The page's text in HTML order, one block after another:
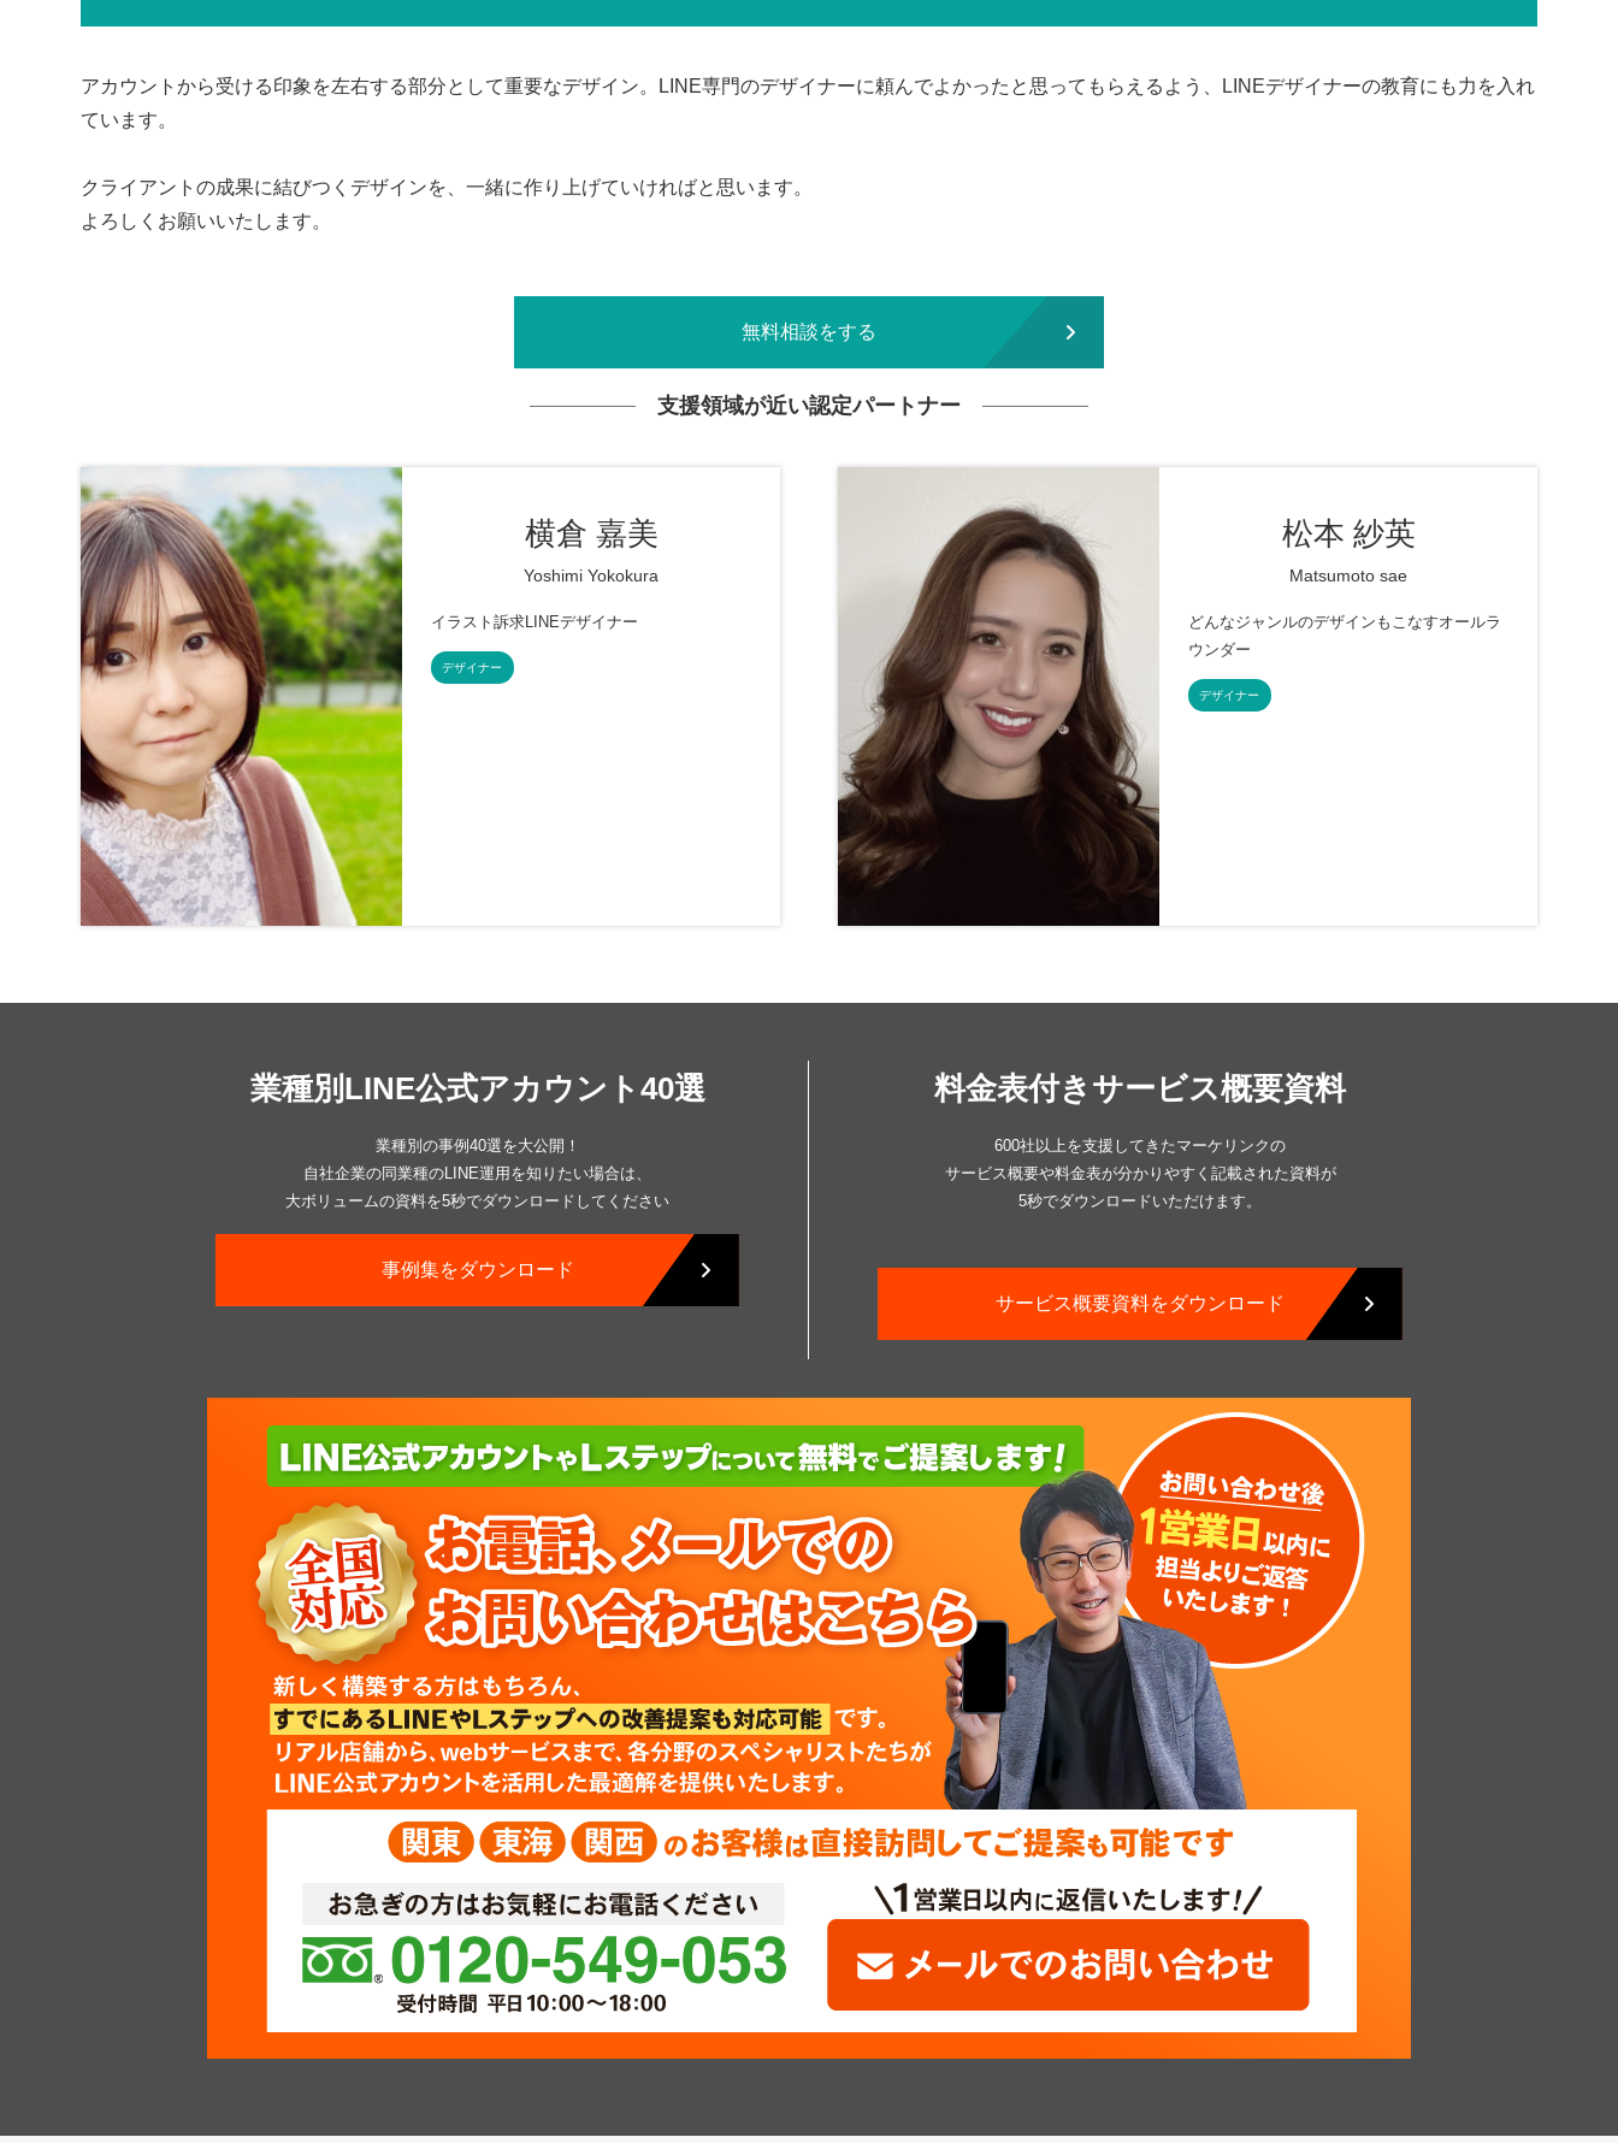
アカウントから受ける印象を左右する部分として重要なデザイン。LINE専門のデザイナーに頼んでよかったと思ってもらえるよう、LINEデザイナーの教育にも力を入れ
ています。
クライアントの成果に結びつくデザインを、一緒に作り上げていければと思います。
よろしくお願いいたします。
無料相談をする
支援領域が近い認定パートナー
横倉 嘉美
Yoshimi Yokokura
イラスト訴求LINEデザイナー
デザイナー
松本 紗英
Matsumoto sae
どんなジャンルのデザインもこなすオールラ
ウンダー
デザイナー
業種別LINE公式アカウント40選
業種別の事例40選を大公開！
自社企業の同業種のLINE運用を知りたい場合は、
大ボリュームの資料を5秒でダウンロードしてください
事例集をダウンロード
料金表付きサービス概要資料
600社以上を支援してきたマーケリンクの
サービス概要や料金表が分かりやすく記載された資料が
5秒でダウンロードいただけます。
サービス概要資料をダウンロード